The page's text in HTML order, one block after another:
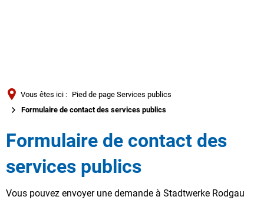
Português
Deutsch
Vous êtes ici : Pied de page Services publics
Formulaire de contact des services publics
Formulaire de contact des
services publics
Vous pouvez envoyer une demande à Stadtwerke Rodgau